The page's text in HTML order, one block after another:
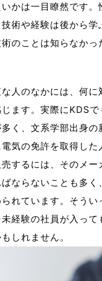
かは一目瞭然です。
術や経験は後から学
のことは知らなかっ
人のなかには、何に
ます。実際にKDS
く、文系学部出身の
気の免許を取得した
するには、そのメー
ならないことも多く
れています。そうい
経験の社員が入って
しれません。